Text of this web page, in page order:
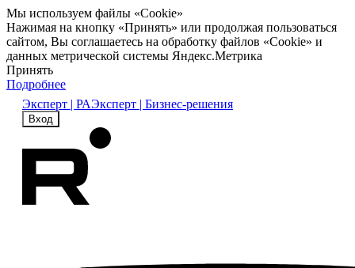
Мы используем файлы «Cookie»
Нажимая на кнопку «Принять» или продолжая пользоваться
сайтом, Вы соглашаетесь на обработку файлов «Cookie» и
данных метрической системы Яндекс.Метрика
Принять
Подробнее
Эксперт | РАЭксперт | Бизнес-решения
Вход